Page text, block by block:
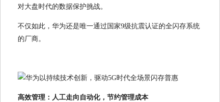
对大盘时代的数据保护挑战。
不仅如此，华为还是唯一通过国家9级抗震认证的全闪存系统
的厂商。
高效管理：人工走向自动化，节约管理成本